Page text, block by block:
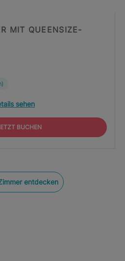
MIT QUEENSIZE-
sehen
BUCHEN
entdecken